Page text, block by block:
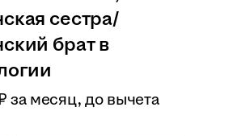
сестра/
брат в
за месяц, до вычета